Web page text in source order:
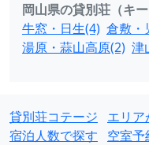
岡山県の貸別荘（キ
牛窓・日生(4) 倉敷・
湯原・蒜山高原(2) 津
貸別荘コテージ エリア
宿泊人数で探す
空室予